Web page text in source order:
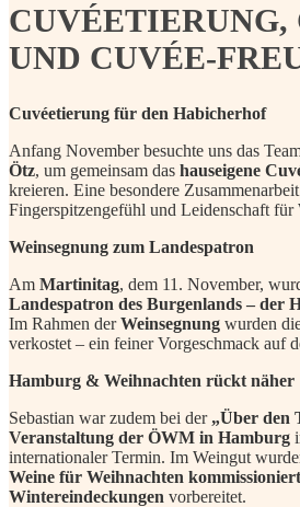
CUVÉETIERUNG,
UND CUVÉE-
Cuvéetierung für den Habicherhof
Anfang November besuchte uns das
Ötz, um gemeinsam das hauseigene
kreieren. Eine besondere
Fingerspitzengefühl und Leidenschaft für
Weinsegnung zum Landespatron
Am Martinitag, dem 11. November,
Landespatron des Burgenlands – der
Im Rahmen derWeinsegnung wurden
verkostet – ein feiner Vorgeschmack auf
Hamburg & Weihnachten rückt näher
Sebastian war zudem bei der „Über den
Veranstaltung der ÖWM in Hamburg
internationaler Termin. Im Weingut
Weine für Weihnachten kommissioniert
Wintereindeckungen vorbereitet.